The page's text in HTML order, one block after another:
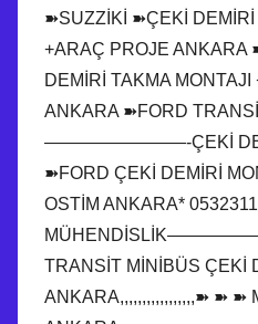
➽SUZZİKİ ➽ÇEKİ DEMİRİ
+ARAÇ PROJE ANKARA
DEMİRİ TAKMA
ANKARA ➽FORD
————————-ÇEKİ
➽FORD ÇEKİ DEMİRİ
OSTİM ANKARA*
TRANSİT MİNİBÜS ÇEKİ
ANKARA,,,,,,,,,,,,,,,,,➽ ➽ ➽